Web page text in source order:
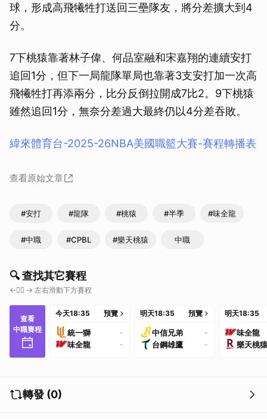
球，形成高飛犧牲打送回三壘隊友，將分差擴大到4
分。
7下桃猿靠著林子偉、何品室融和宋嘉翔的連續安打
追回1分，但下一局龍隊單局也靠著3支安打加一次高
飛犧牲打再添兩分，比分反倒拉開成7比2。9下桃猿
雖然追回1分，無奈分差過大最終仍以4分差吞敗。
緯來體育台-2025-26NBA美國職籃大賽-賽程轉播表
查看原始文章
#安打 #龍隊 #桃猿 #半季 #味全龍
#中職 #CPBL #樂天桃猿 中職
🔍 查找其它賽程
←👇🏼 → 左右滑動下方賽程
查看
中職賽程
今天18:35 預覽
統一獅 -
味全龍 -
明天18:35 預覽
中信兄弟 -
台鋼雄鷹 -
明天18:35
味全龍
樂天桃猿
轉發 (0)